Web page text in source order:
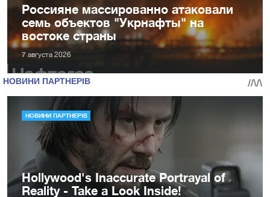
Россияне массированно атаковали
семь объектов "Укрнафты" на
востоке страны
7 августа 2026